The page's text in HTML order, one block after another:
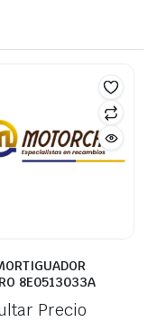
8E0513033A
Precio